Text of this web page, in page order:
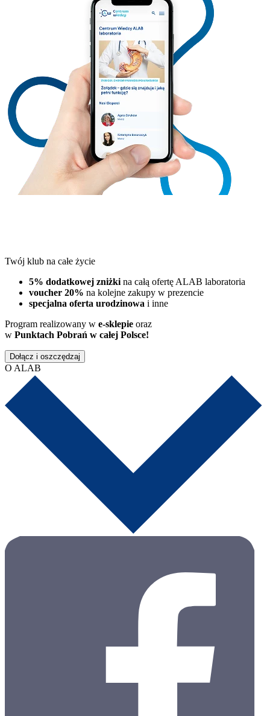
Twój klub na całe życie
5% dodatkowej zniżki na całą ofertę ALAB laboratoria
voucher 20% na kolejne zakupy w prezencie
specjalna oferta urodzinowa i inne
Program realizowany w e-sklepie oraz
w Punktach Pobrań w całej Polsce!
Dołącz i oszczędzaj
O ALAB